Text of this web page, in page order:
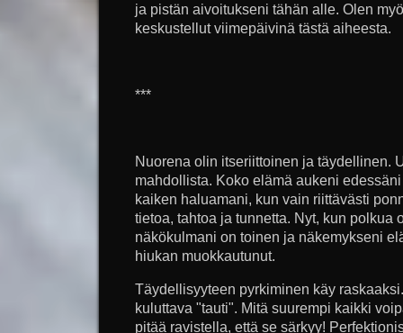
ja pistän aivoitukseni tähän alle. Olen
keskustellut viimepäivinä tästä aiheesta.
***
Nuorena olin itseriittoinen ja täydellinen.
mahdollista. Koko elämä aukeni
kaiken haluamani, kun vain riittävästi
tietoa, tahtoa ja tunnetta. Nyt, kun polkua
näkökulmani on toinen ja näkemykseni
hiukan muokkautunut.
Täydellisyyteen pyrkiminen käy
kuluttava "tauti". Mitä suurempi kaikki
pitää ravistella, että se särkyy!